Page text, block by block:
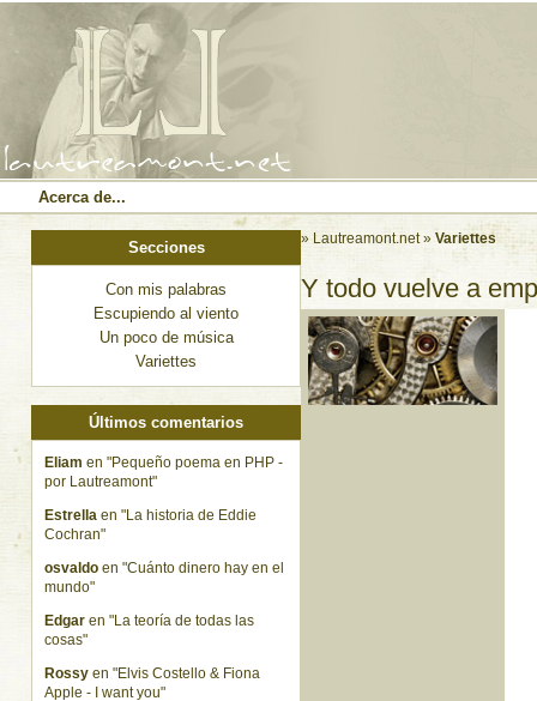
Acerca de...
» Lautreamont.net» Variettes
Y todo vuelve a
Secciones
Con mis palabras
Escupiendo al viento
Un poco de música
Variettes
Últimos comentarios
Eliam en "Pequeño poema en PHP -
por Lautreamont"
Estrella en "La historia de Eddie
Cochran"
osvaldo en "Cuánto dinero hay en el
mundo"
Edgar en "La teoría de todas las
cosas"
Rossy en "Elvis Costello & Fiona
Apple - I want you"